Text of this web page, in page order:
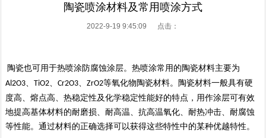
陶瓷喷涂材料及常用喷涂方式
2022-9-19 9:45:09 点击：
陶瓷也可用于热喷涂防腐蚀涂层。热喷涂常用的陶瓷材料主要为
Al2O3、 TiO2、 Cr2O3、 ZrO2等氧化物陶瓷材料。 陶瓷材料一般具有硬
度高、熔点高、热稳定性及化学稳定性能好的特点 ， 用作涂层可有效
地提高基体材料的耐磨损、耐高温、抗高温氧化、耐热冲击、耐腐蚀
等性能。通过材料的正确选择可以获得这些特性中的某种优越特性。